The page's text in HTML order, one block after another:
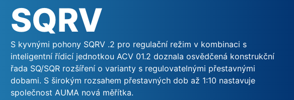
SQRV
S kyvnými pohony SQRV .2 pro regulační režim v kombinaci s
inteligentní řídicí jednotkou ACV 01.2 doznala osvědčená konstrukční
řada SQ/SQR rozšíření o varianty s regulovatelnými přestavnými
dobami. S širokým rozsahem přestavných dob až 1:10 nastavuje
společnost AUMA nová měřítka.